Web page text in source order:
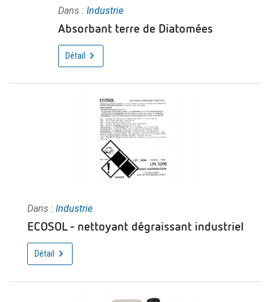
Dans : Industrie
Absorbant terre de Diatomées
Détail
Dans : Industrie
ECOSOL - nettoyant dégraissant industriel
Détail